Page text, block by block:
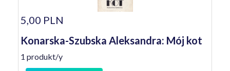
5,00 PLN
Konarska-Szubska Aleksandra: Mój kot
1 produkt/y